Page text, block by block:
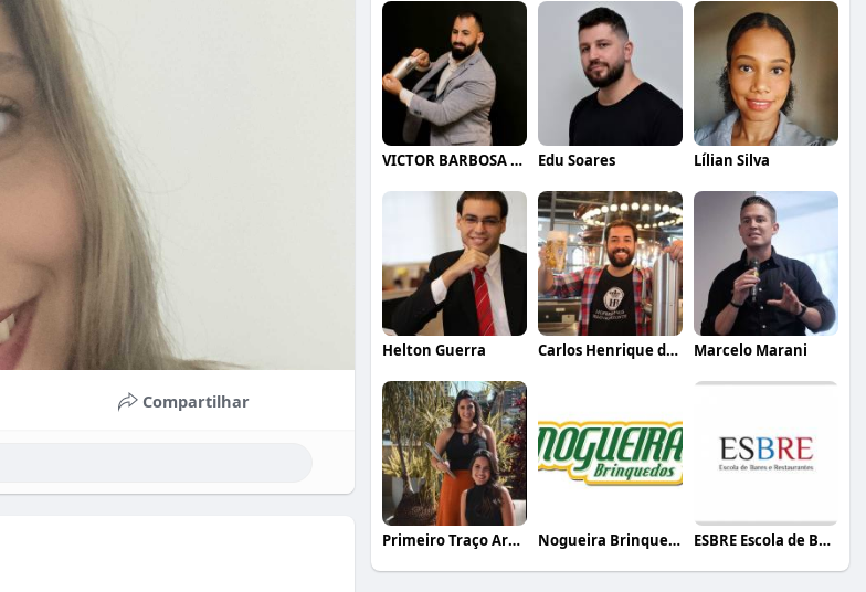
Compartilhar
VICTOR BARBOSA QUARANTA Edu Soares Lílian Silva
Helton Guerra Carlos Henrique de Faria Vasconcelos Marcelo Marani
Primeiro Traço Arquitetura Nogueira Brinquedos ESBRE Escola de Bares e Restaurantes